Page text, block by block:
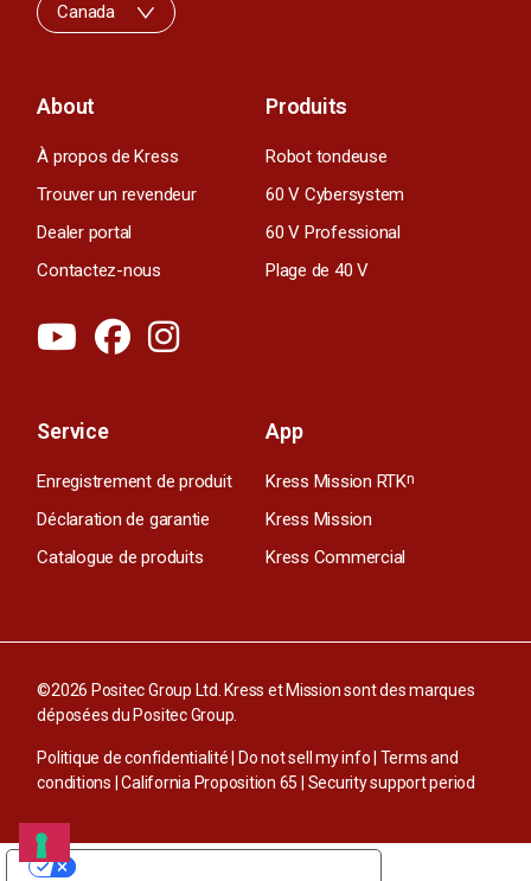
About
À propos de Kress
Trouver un revendeur
Dealer portal
Contactez-nous
Produits
Robot tondeuse
60 V Cybersystem
60 V Professional
Plage de 40 V
Service
Enregistrement de produit
Déclaration de garantie
Catalogue de produits
App
Kress Mission RTKn
Kress Mission
Kress Commercial
Canada
©2026 Positec Group Ltd. Kress et Mission sont des marques
déposées du Positec Group.
Politique de confidentialité Do not sell my info Terms and
conditions |California Proposition 65 Security support period